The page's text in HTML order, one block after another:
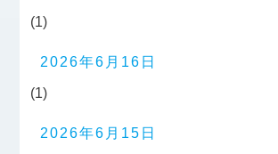
(1)
2026年6月16日
(1)
2026年6月15日